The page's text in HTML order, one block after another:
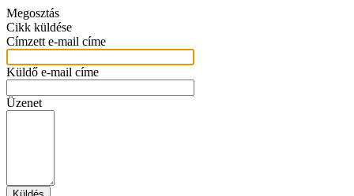
Megosztás
Cikk küldése
Címzett e-mail címe
Küldő e-mail címe
Üzenet